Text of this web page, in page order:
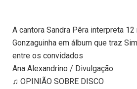
A cantora Sandra Pêra interpreta
Gonzaguinha em álbum que traz
entre os convidados
Ana Alexandrino / Divulgação
♫ OPINIÃO SOBRE DISCO